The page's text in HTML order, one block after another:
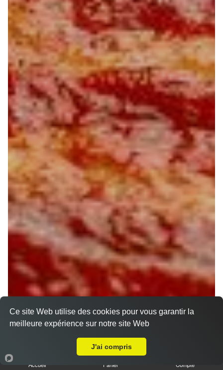
Accueil Panier Compte
Ce site Web utilise des cookies pour vous garantir la
meilleure expérience sur notre site Web
J'ai compris